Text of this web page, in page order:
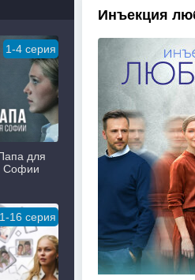
Инъекция
1-4 серия
для
Софии
1-16 серия